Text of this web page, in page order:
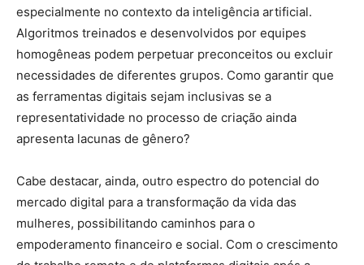
especialmente no contexto da inteligência artificial.
Algoritmos treinados e desenvolvidos por equipes
homogêneas podem perpetuar preconceitos ou excluir
necessidades de diferentes grupos. Como garantir que
as ferramentas digitais sejam inclusivas se a
representatividade no processo de criação ainda
apresenta lacunas de gênero?
Cabe destacar, ainda, outro espectro do potencial do
mercado digital para a transformação da vida das
mulheres, possibilitando caminhos para o
empoderamento financeiro e social. Com o crescimento